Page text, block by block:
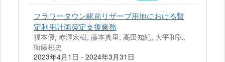
フラワータウン駅前リザーブ用地における暫
定利用計画策定支援業務
福本優, 赤澤宏樹, 藤本真里, 高田知紀, 大平和弘,
衛藤彬史
2023年4月1日 - 2024年3月31日